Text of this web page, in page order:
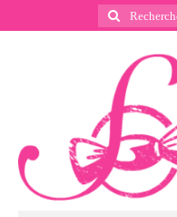
Rechercher
: